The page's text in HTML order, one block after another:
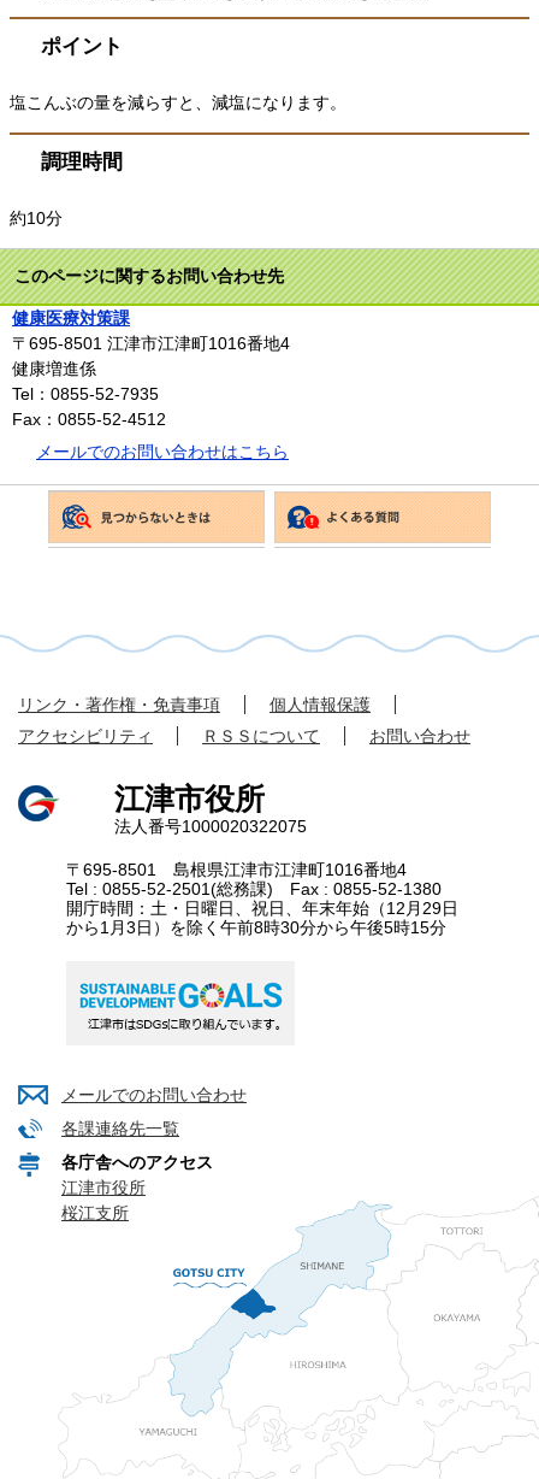
ポイント
塩こんぶの量を減らすと、減塩になります。
調理時間
約10分
このページに関するお問い合わせ先
健康医療対策課
〒695-8501 江津市江津町1016番地4
健康増進係
Tel：0855-52-7935
Fax：0855-52-4512
メールでのお問い合わせはこちら
リンク・著作権・免責事項
個人情報保護
アクセシビリティ
ＲＳＳについて お問い合わせ
江津市役所
法人番号1000020322075
〒695-8501 島根県江津市江津町1016番地4
Tel : 0855-52-2501(総務課) Fax : 0855-52-1380
開庁時間：土・日曜日、祝日、年末年始（12月29日
から1月3日）を除く午前8時30分から午後5時15分
メールでのお問い合わせ
各課連絡先一覧
各庁舎へのアクセス
江津市役所
桜江支所